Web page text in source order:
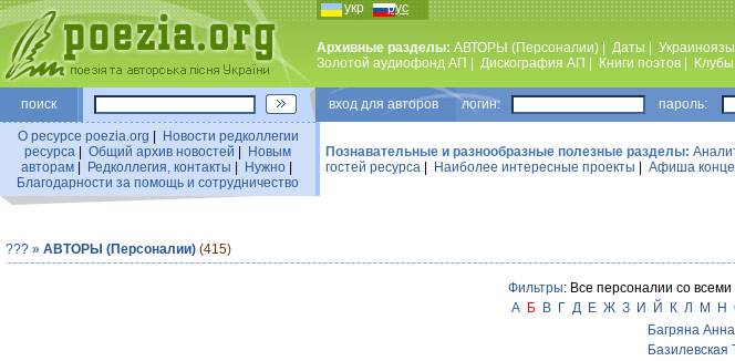
укр рус
Архивные разделы: АВТОРЫ (Персоналии) Даты
Золотой аудиофонд АП
Дискография АП Книги поэтов
поиск вход для авторов логин: пароль:
О ресурсе poezia.org
Новости редколлегии
ресурса
Общий архив новостей
Новым
авторам| Редколлегия, контакты Нужно|
Благодарности за помощь и сотрудничество
Познавательные и разнообразные полезные разделы:
гостей ресурса
Наиболее интересные проекты Афиша
??? » АВТОРЫ (Персоналии) (415)
Фильтры: Все персоналии со всеми
А
Б В Г Д Е Ж З И Й К Л М Н
Багряна Анна
Базилевская